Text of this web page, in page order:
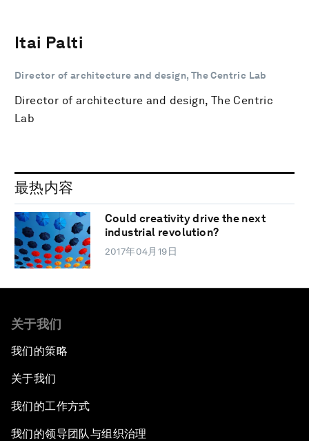
Itai Palti
Director of architecture and design, The Centric Lab
Director of architecture and design, The Centric
Lab
最热内容
Could creativity drive the next
industrial revolution?
2017年04月19日
关于我们
我们的策略
关于我们
我们的工作方式
我们的领导团队与组织治理